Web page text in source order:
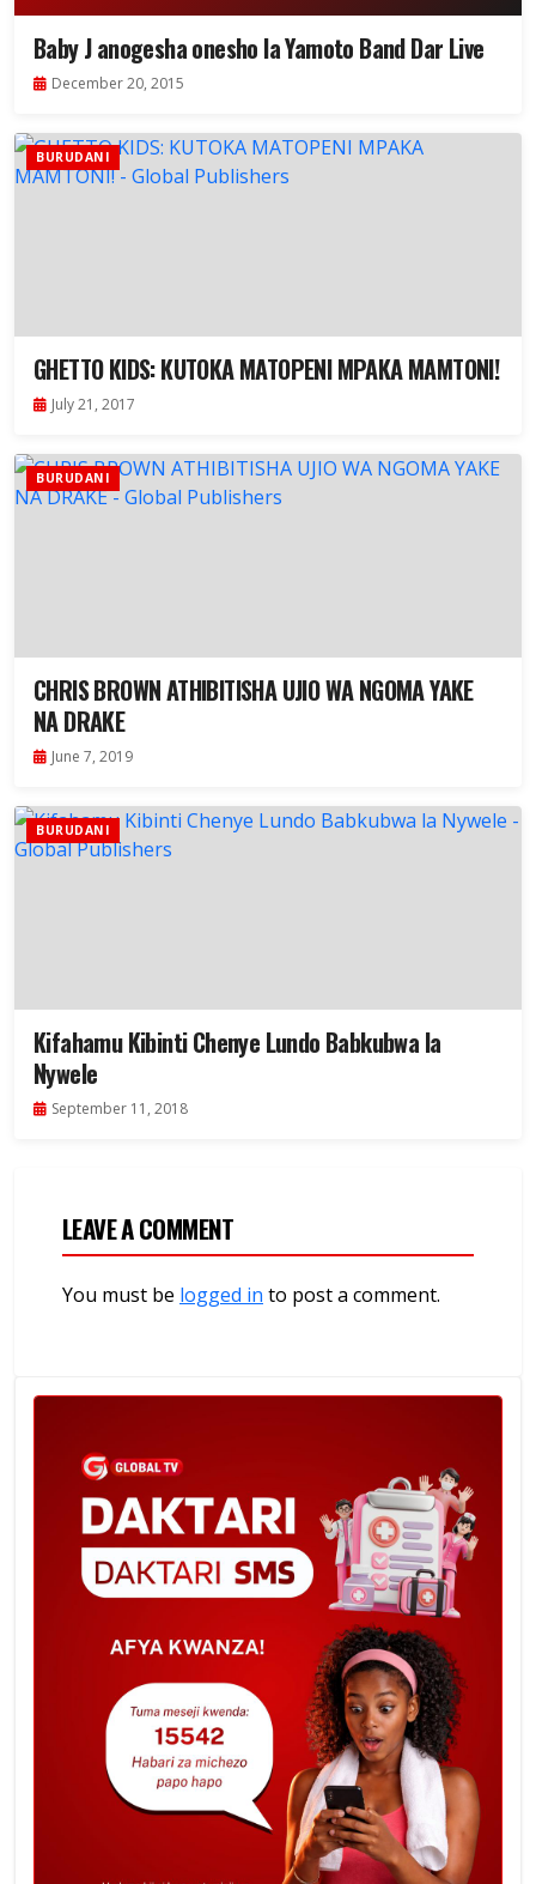
Baby J anogesha onesho la Yamoto Band Dar Live
December 20, 2015
BURUDANI
GHETTO KIDS: KUTOKA MATOPENI MPAKA MAMTONI!
July 21, 2017
BURUDANI
CHRIS BROWN ATHIBITISHA UJIO WA NGOMA YAKE
NA DRAKE
June 7, 2019
BURUDANI
Kifahamu Kibinti Chenye Lundo Babkubwa la
Nywele
September 11, 2018
LEAVE A COMMENT
You must be logged in to post a comment.